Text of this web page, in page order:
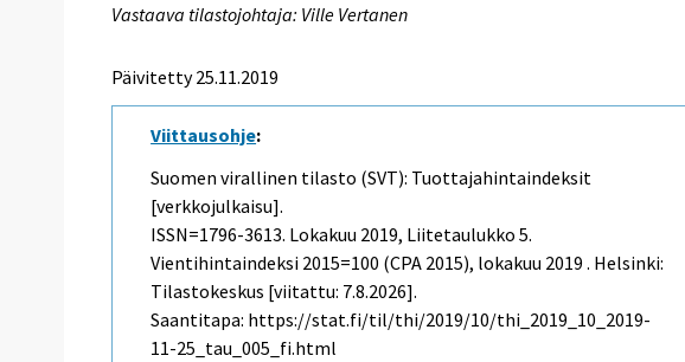
Vastaava tilastojohtaja: Ville Vertanen
Päivitetty 25.11.2019
Viittausohje:
Suomen virallinen tilasto (SVT): Tuottajahintaindeksit
[verkkojulkaisu].
ISSN=1796-3613. Lokakuu 2019, Liitetaulukko 5.
Vientihintaindeksi 2015=100 (CPA 2015), lokakuu 2019 . Helsinki:
Tilastokeskus [viitattu: 7.8.2026].
Saantitapa: https://stat.fi/til/thi/2019/10/thi_2019_10_2019-
11-25_tau_005_fi.html